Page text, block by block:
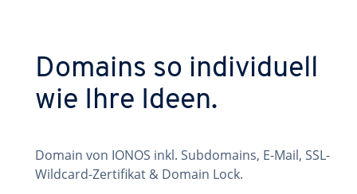
Domains so individuell
wie Ihre Ideen.
Domain von IONOS inkl. Subdomains, E-Mail, SSL-
Wildcard-Zertifikat & Domain Lock.